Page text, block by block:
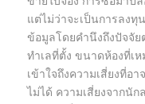
แต่ไม่ว่าจะเป็นการลง
ข้อมูลโดยคำนึงถึงปัจจัย
ทำเลที่ตั้ง ขนาดห้องที่เ
เข้าใจถึงความเสี่ยงที่อ
ไม่ได้ ความเสี่ยงจากนัก